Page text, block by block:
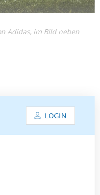
Adidas, im Bild neben
LOGIN